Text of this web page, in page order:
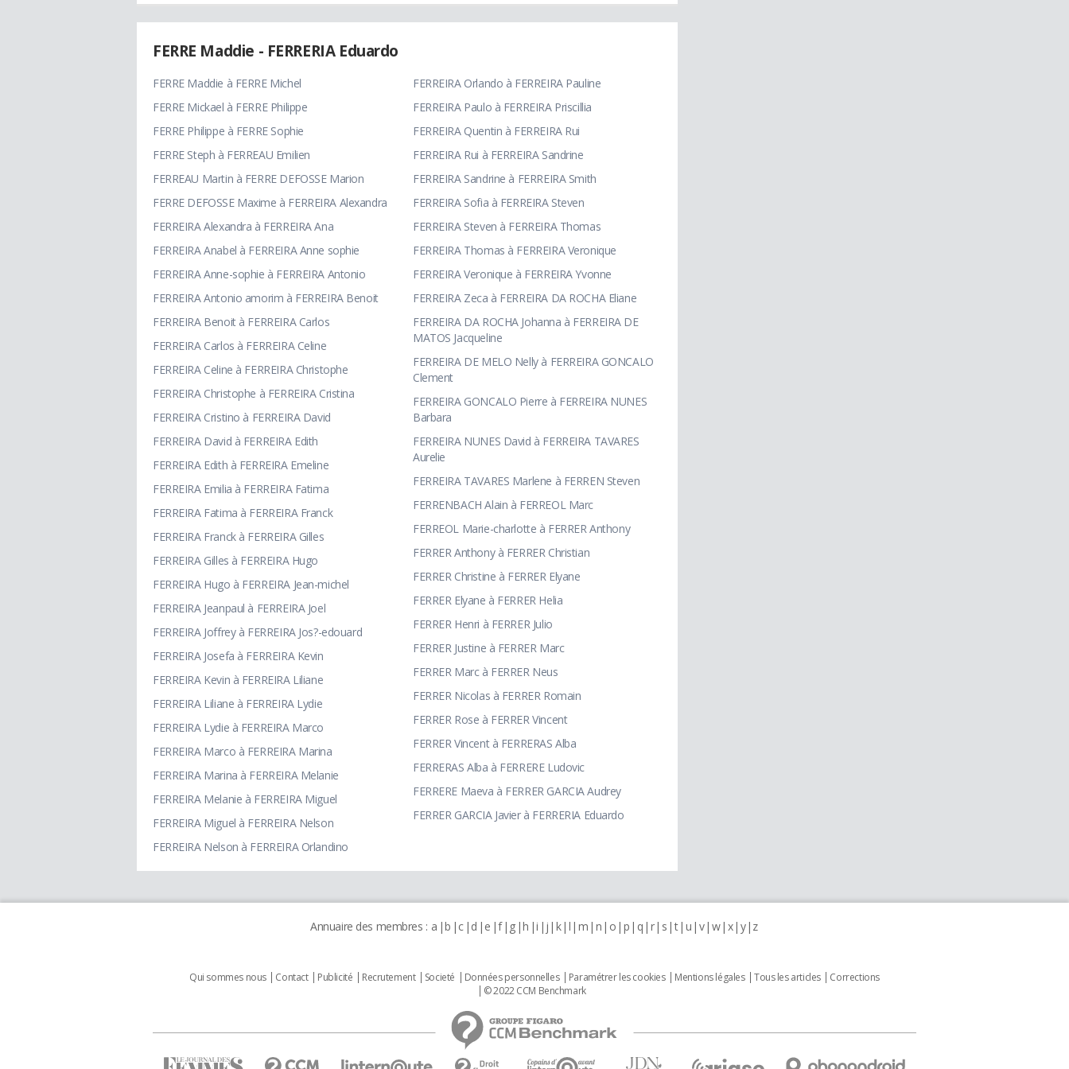
FERRE Maddie - FERRERIA Eduardo
FERRE Maddie à FERRE Michel
FERRE Mickael à FERRE Philippe
FERRE Philippe à FERRE Sophie
FERRE Steph à FERREAU Emilien
FERREAU Martin à FERRE DEFOSSE Marion
FERRE DEFOSSE Maxime à FERREIRA Alexandra
FERREIRA Alexandra à FERREIRA Ana
FERREIRA Anabel à FERREIRA Anne sophie
FERREIRA Anne-sophie à FERREIRA Antonio
FERREIRA Antonio amorim à FERREIRA Benoit
FERREIRA Benoit à FERREIRA Carlos
FERREIRA Carlos à FERREIRA Celine
FERREIRA Celine à FERREIRA Christophe
FERREIRA Christophe à FERREIRA Cristina
FERREIRA Cristino à FERREIRA David
FERREIRA David à FERREIRA Edith
FERREIRA Edith à FERREIRA Emeline
FERREIRA Emilia à FERREIRA Fatima
FERREIRA Fatima à FERREIRA Franck
FERREIRA Franck à FERREIRA Gilles
FERREIRA Gilles à FERREIRA Hugo
FERREIRA Hugo à FERREIRA Jean-michel
FERREIRA Jeanpaul à FERREIRA Joel
FERREIRA Joffrey à FERREIRA Jos?-edouard
FERREIRA Josefa à FERREIRA Kevin
FERREIRA Kevin à FERREIRA Liliane
FERREIRA Liliane à FERREIRA Lydie
FERREIRA Lydie à FERREIRA Marco
FERREIRA Marco à FERREIRA Marina
FERREIRA Marina à FERREIRA Melanie
FERREIRA Melanie à FERREIRA Miguel
FERREIRA Miguel à FERREIRA Nelson
FERREIRA Nelson à FERREIRA Orlandino
FERREIRA Orlando à FERREIRA Pauline
FERREIRA Paulo à FERREIRA Priscillia
FERREIRA Quentin à FERREIRA Rui
FERREIRA Rui à FERREIRA Sandrine
FERREIRA Sandrine à FERREIRA Smith
FERREIRA Sofia à FERREIRA Steven
FERREIRA Steven à FERREIRA Thomas
FERREIRA Thomas à FERREIRA Veronique
FERREIRA Veronique à FERREIRA Yvonne
FERREIRA Zeca à FERREIRA DA ROCHA Eliane
FERREIRA DA ROCHA Johanna à FERREIRA DE
MATOS Jacqueline
FERREIRA DE MELO Nelly à FERREIRA GONCALO
Clement
FERREIRA GONCALO Pierre à FERREIRA NUNES
Barbara
FERREIRA NUNES David à FERREIRA TAVARES
Aurelie
FERREIRA TAVARES Marlene à FERREN Steven
FERRENBACH Alain à FERREOL Marc
FERREOL Marie-charlotte à FERRER Anthony
FERRER Anthony à FERRER Christian
FERRER Christine à FERRER Elyane
FERRER Elyane à FERRER Helia
FERRER Henri à FERRER Julio
FERRER Justine à FERRER Marc
FERRER Marc à FERRER Neus
FERRER Nicolas à FERRER Romain
FERRER Rose à FERRER Vincent
FERRER Vincent à FERRERAS Alba
FERRERAS Alba à FERRERE Ludovic
FERRERE Maeva à FERRER GARCIA Audrey
FERRER GARCIA Javier à FERRERIA Eduardo
Annuaire des membres : a b c d e f g h i j k l m n o p q r s t u v w x y z
Qui sommes nous Contact Publicité Recrutement Societé Données personnelles Paramétrer les cookies Mentions légales Tous les articles
Corrections
© 2022 CCM Benchmark